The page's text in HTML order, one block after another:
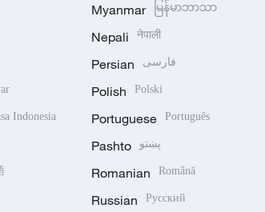
Indonesia
Myanmar မြန်မာဘာသာ
Nepali नेपाली
Persian فارسی
Polish Polski
Portuguese Português
Pashto پښتو
Romanian Română
Russian Русский